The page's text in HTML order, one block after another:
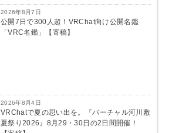
2026年8月7日
公開7日で300人超！VRChat向け公開名鑑
「VRC名鑑」【寄稿】
2026年8月4日
VRChatで夏の思い出を。『バーチャル河川敷
夏祭り2026』8月29・30日の2日間開催！